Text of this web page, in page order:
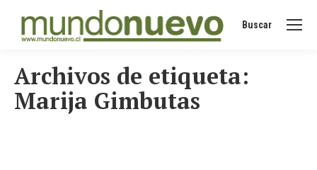
Buscar:
Buscar
Archivos de etiqueta:
Marija Gimbutas